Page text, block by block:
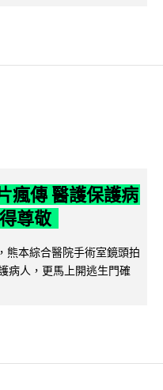
瘋傳 醫護保護病
尊敬
熊本綜合醫院手術室鏡頭拍
病人，更馬上開逃生門確